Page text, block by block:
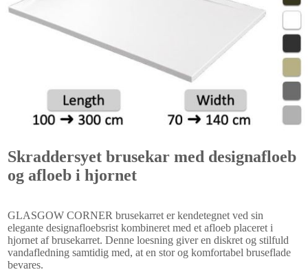
Skraddersyet brusekar med designafloeb
og afloeb i hjornet
GLASGOW CORNER brusekarret er kendetegnet ved sin
elegante designafloebsrist kombineret med et afloeb placeret i
hjornet af brusekarret. Denne loesning giver en diskret og stilfuld
vandafledning samtidig med, at en stor og komfortabel bruseflade
bevares.